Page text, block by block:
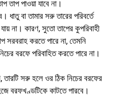
তাপ পাওয়া যাবে না।
ধাতু বা তামার সরু তারের পরিবর্তে
না। কারণ, সুতো তাপের কুপরিবাহী
সরবরাহ করতে পারে না, তেমনি
বরফে পরিবাহিত করতে পারে না।
সরু হলে ওর ঠিক নিচের বরফের
বরফখণ্ডটিকে কাটতে পারবে।